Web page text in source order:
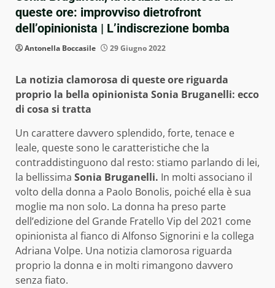
queste ore: improvviso dietrofront
dell’opinionista | L’indiscrezione bomba
Antonella Boccasile 29 Giugno 2022
La notizia clamorosa di queste ore riguarda
proprio la bella opinionista Sonia Bruganelli: ecco
di cosa si tratta
Un carattere davvero splendido, forte, tenace e
leale, queste sono le caratteristiche che la
contraddistinguono dal resto: stiamo parlando di lei,
la bellissima Sonia Bruganelli. In molti associano il
volto della donna a Paolo Bonolis, poiché ella è sua
moglie ma non solo. La donna ha preso parte
dell’edizione del Grande Fratello Vip del 2021 come
opinionista al fianco di Alfonso Signorini e la collega
Adriana Volpe. Una notizia clamorosa riguarda
proprio la donna e in molti rimangono davvero
senza fiato.